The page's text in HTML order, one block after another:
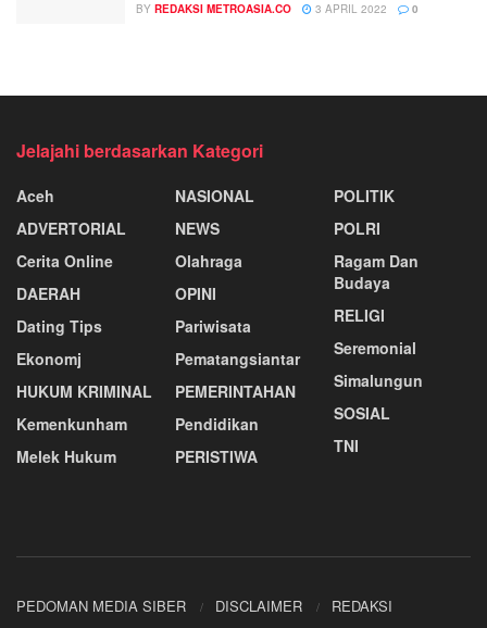
BY REDAKSI METROASIA.CO 3 APRIL 2022 0
Jelajahi berdasarkan Kategori
Aceh
ADVERTORIAL
Cerita Online
DAERAH
Dating Tips
Ekonomj
HUKUM KRIMINAL
Kemenkunham
Melek Hukum
NASIONAL
NEWS
Olahraga
OPINI
Pariwisata
Pematangsiantar
PEMERINTAHAN
Pendidikan
PERISTIWA
POLITIK
POLRI
Ragam Dan
Budaya
RELIGI
Seremonial
Simalungun
SOSIAL
TNI
PEDOMAN MEDIA SIBER DISCLAIMER REDAKSI